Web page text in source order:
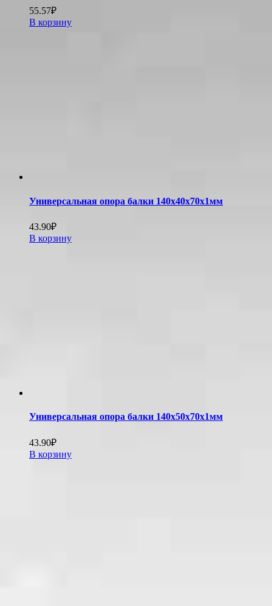
55.57₽
В корзину
Универсальная опора балки 140х40х70х1мм
43.90₽
В корзину
Универсальная опора балки 140х50х70х1мм
43.90₽
В корзину